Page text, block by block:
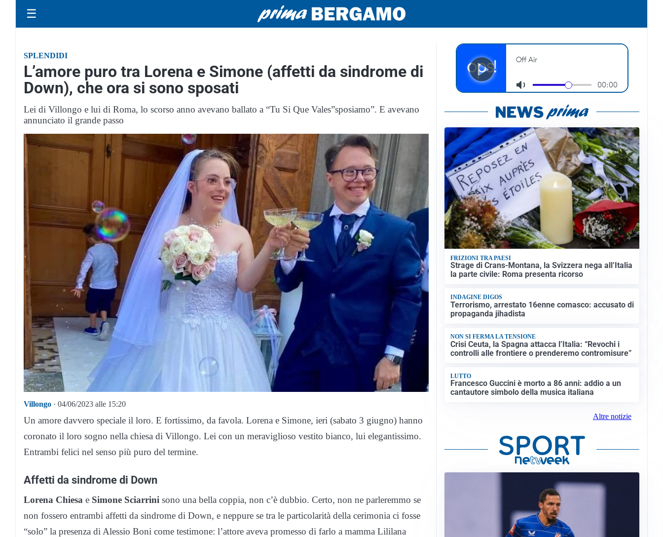
☰
SPLENDIDI
L’amore puro tra Lorena e Simone (affetti da sindrome di
Down), che ora si sono sposati
Lei di Villongo e lui di Roma, lo scorso anno avevano ballato a “Tu Si Que Vales”sposiamo”. E avevano
annunciato il grande passo
Villongo · 04/06/2023 alle 15:20
Un amore davvero speciale il loro. E fortissimo, da favola. Lorena e Simone, ieri (sabato 3 giugno) hanno
coronato il loro sogno nella chiesa di Villongo. Lei con un meraviglioso vestito bianco, lui elegantissimo.
Entrambi felici nel senso più puro del termine.
Affetti da sindrome di Down
Lorena Chiesa e Simone Sciarrini sono una bella coppia, non c’è dubbio. Certo, non ne parleremmo se
non fossero entrambi affetti da sindrome di Down, e neppure se tra le particolarità della cerimonia ci fosse
“solo” la presenza di Alessio Boni come testimone: l’attore aveva promesso di farlo a mamma Lililana
FRIZIONI TRA PAESI
Strage di Crans-Montana, la Svizzera nega all’Italia
la parte civile: Roma presenta ricorso
INDAGINE DIGOS
Terrorismo, arrestato 16enne comasco: accusato di
propaganda jihadista
NON SI FERMA LA TENSIONE
Crisi Ceuta, la Spagna attacca l’Italia: “Revochi i
controlli alle frontiere o prenderemo contromisure”
LUTTO
Francesco Guccini è morto a 86 anni: addio a un
cantautore simbolo della musica italiana
Altre notizie